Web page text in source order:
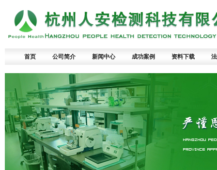
首页 公司简介 新闻中心 成功案例 资料下载